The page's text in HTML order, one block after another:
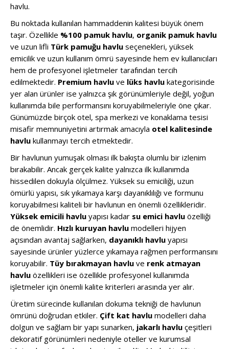
havlu.
Bu noktada kullanılan hammaddenin kalitesi büyük önem
taşır. Özellikle %100 pamuk havlu, organik pamuk havlu
ve uzun lifli Türk pamuğu havlu seçenekleri, yüksek
emicilik ve uzun kullanım ömrü sayesinde hem ev kullanıcıları
hem de profesyonel işletmeler tarafından tercih
edilmektedir. Premium havlu ve lüks havlu kategorisinde
yer alan ürünler ise yalnızca şık görünümleriyle değil, yoğun
kullanımda bile performansını koruyabilmeleriyle öne çıkar.
Günümüzde birçok otel, spa merkezi ve konaklama tesisi
misafir memnuniyetini artırmak amacıyla otel kalitesinde
havlu kullanmayı tercih etmektedir.
Bir havlunun yumuşak olması ilk bakışta olumlu bir izlenim
bırakabilir. Ancak gerçek kalite yalnızca ilk kullanımda
hissedilen dokuyla ölçülmez. Yüksek su emiciliği, uzun
ömürlü yapısı, sık yıkamaya karşı dayanıklılığı ve formunu
koruyabilmesi kaliteli bir havlunun en önemli özellikleridir.
Yüksek emicili havlu yapısı kadar su emici havlu özelliği
de önemlidir. Hızlı kuruyan havlu modelleri hijyen
açısından avantaj sağlarken, dayanıklı havlu yapısı
sayesinde ürünler yüzlerce yıkamaya rağmen performansını
koruyabilir. Tüy bırakmayan havlu ve renk atmayan
havlu özellikleri ise özellikle profesyonel kullanımda
işletmeler için önemli kalite kriterleri arasında yer alır.
Üretim sürecinde kullanılan dokuma tekniği de havlunun
ömrünü doğrudan etkiler. Çift kat havlu modelleri daha
dolgun ve sağlam bir yapı sunarken, jakarlı havlu çeşitleri
dekoratif görünümleri nedeniyle oteller ve kurumsal